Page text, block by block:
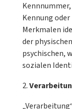
Kennung
Merkmalen
der
psychischen,
sozialen